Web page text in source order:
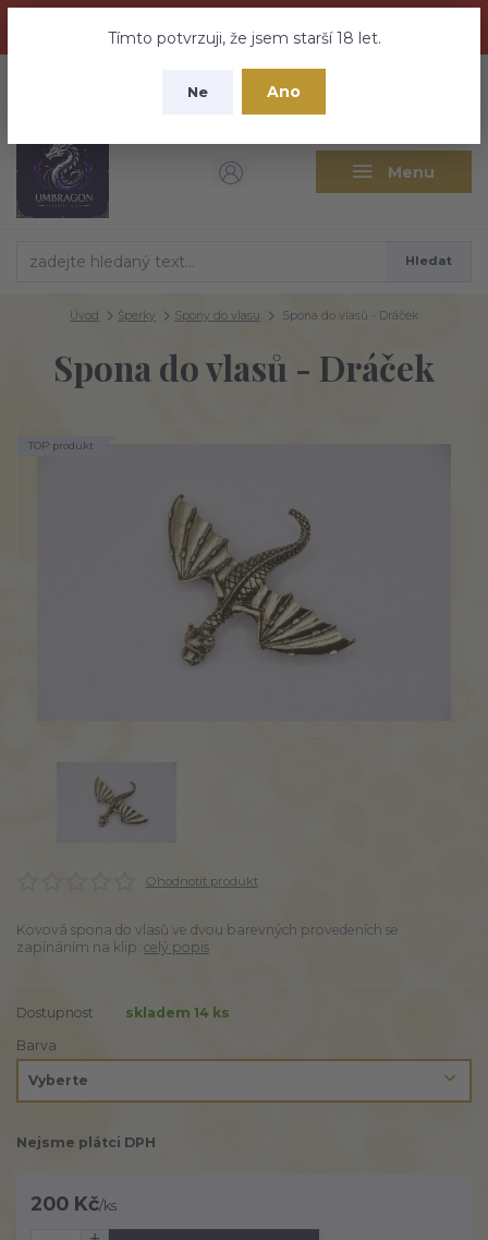
nebuďte vyděšeni zde najdete vše a ještě mnohem víc
Tímto potvrzuji, že jsem starší 18 let.
Ne Ano
Menu
CZK
Hledat
Úvod Šperky Spony do vlasu Spona do vlasů - Dráček
Spona do vlasů - Dráček
TOP produkt
Ohodnotit produkt
Kovová spona do vlasů ve dvou barevných provedeních se
zapínáním na klip. celý popis
Dostupnost
skladem 14 ks
Barva
Nejsme plátci DPH
200 Kč/ks